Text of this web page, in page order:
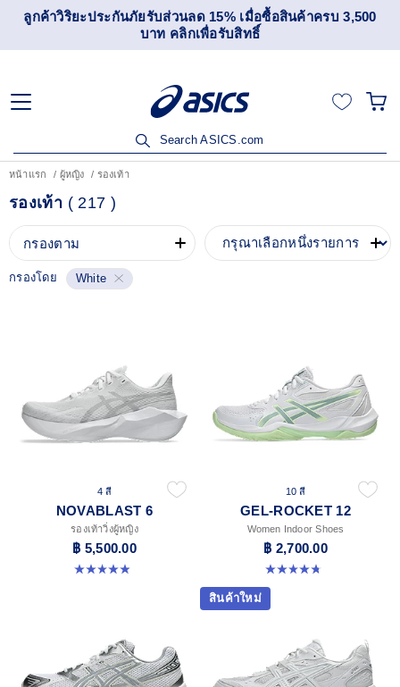
ลูกค้าวิริยะประกันภัยรับส่วนลด 15% เมื่อซื้อสินค้าครบ 3,500
บาท คลิกเพื่อรับสิทธิ์
Search ASICS.com
หน้าแรก ผู้หญิง รองเท้า
รองเท้า (217 )
กรองตาม
กรองโดย White
4 สี
NOVABLAST 6
รองเท้าวิ่งผู้หญิง
฿ 5,500.00
5.0 จาก 5 ดาว 68 รีวิว
10 สี
GEL-ROCKET 12
Women Indoor Shoes
฿ 2,700.00
4.8 จาก 5 ดาว 151 รีวิว
สินค้าใหม่